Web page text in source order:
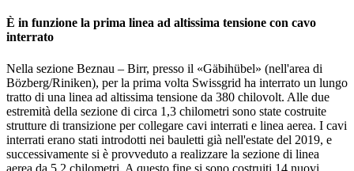
È in funzione la prima linea ad altissima tensione con cavo
interrato
Nella sezione Beznau – Birr, presso il «Gäbihübel» (nell'area di
Bözberg/Riniken), per la prima volta Swissgrid ha interrato un lungo
tratto di una linea ad altissima tensione da 380 chilovolt. Alle due
estremità della sezione di circa 1,3 chilometri sono state costruite
strutture di transizione per collegare cavi interrati e linea aerea. I cavi
interrati erano stati introdotti nei bauletti già nell'estate del 2019, e
successivamente si è provveduto a realizzare la sezione di linea
aerea da 5,2 chilometri. A questo fine si sono costruiti 14 nuovi